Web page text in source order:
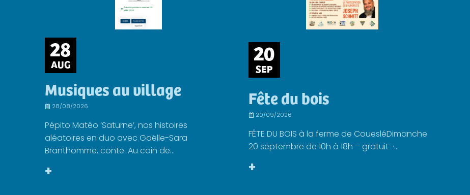
28
AUG
Musiques au village
28/08/2026
Pépito Matéo ‘Saturne’, nos histoires
aléatoires en duo avec Gaëlle-Sara
Branthomme, conte. Au coin de...
+
20
SEP
Fête du bois
20/09/2026
FÊTE DU BOIS à la ferme de CouesléDimanche
20 septembre de 10h à 18h – gratuit ·...
+